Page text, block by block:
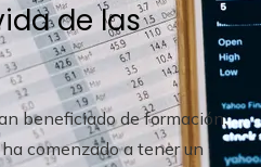
de las
beneficiado de formación,
comenzado a tener un